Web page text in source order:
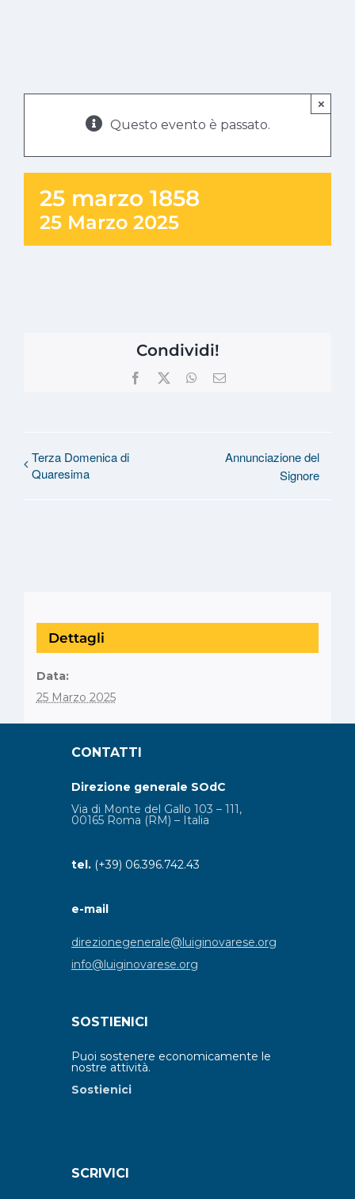
Questo evento è passato.
×
25 marzo 1858
25 Marzo 2025
Condividi!
Facebook WhatsApp
Email
Terza Domenica di
Quaresima
Annunciazione del
Signore
Dettagli
Data:
25 Marzo 2025
CONTATTI
Direzione generale SOdC
Via di Monte del Gallo 103 – 111,
00165 Roma (RM) – Italia
tel. (+39) 06.396.742.43
e-mail
direzionegenerale@luiginovarese.org
info@luiginovarese.org
SOSTIENICI
Puoi sostenere economicamente le
nostre attività.
Sostienici
SCRIVICI